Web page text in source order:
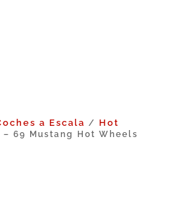
a Escala / Hot
69 Mustang Hot Wheels